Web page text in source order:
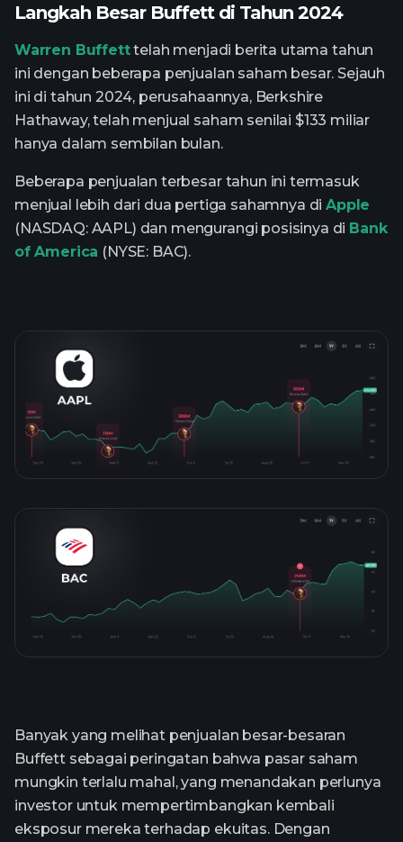
Langkah Besar Buffett di Tahun 2024
Warren Buffetttelah menjadi berita utama tahun
ini dengan beberapa penjualan saham besar. Sejauh
ini di tahun 2024, perusahaannya, Berkshire
Hathaway, telah menjual saham senilai $133 miliar
hanya dalam sembilan bulan.
Beberapa penjualan terbesar tahun ini termasuk
menjual lebih dari dua pertiga sahamnya diApple
(NASDAQ: AAPL) dan mengurangi posisinya di Bank
of America (NYSE: BAC).
Banyak yang melihat penjualan besar-besaran
Buffett sebagai peringatan bahwa pasar saham
mungkin terlalu mahal, yang menandakan perlunya
investor untuk mempertimbangkan kembali
eksposur mereka terhadap ekuitas. Dengan